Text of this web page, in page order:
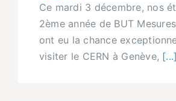
Ce mardi 3 décembre, nos
2ème année de BUT
ont eu la chance
visiter le CERN à Genève, [...]